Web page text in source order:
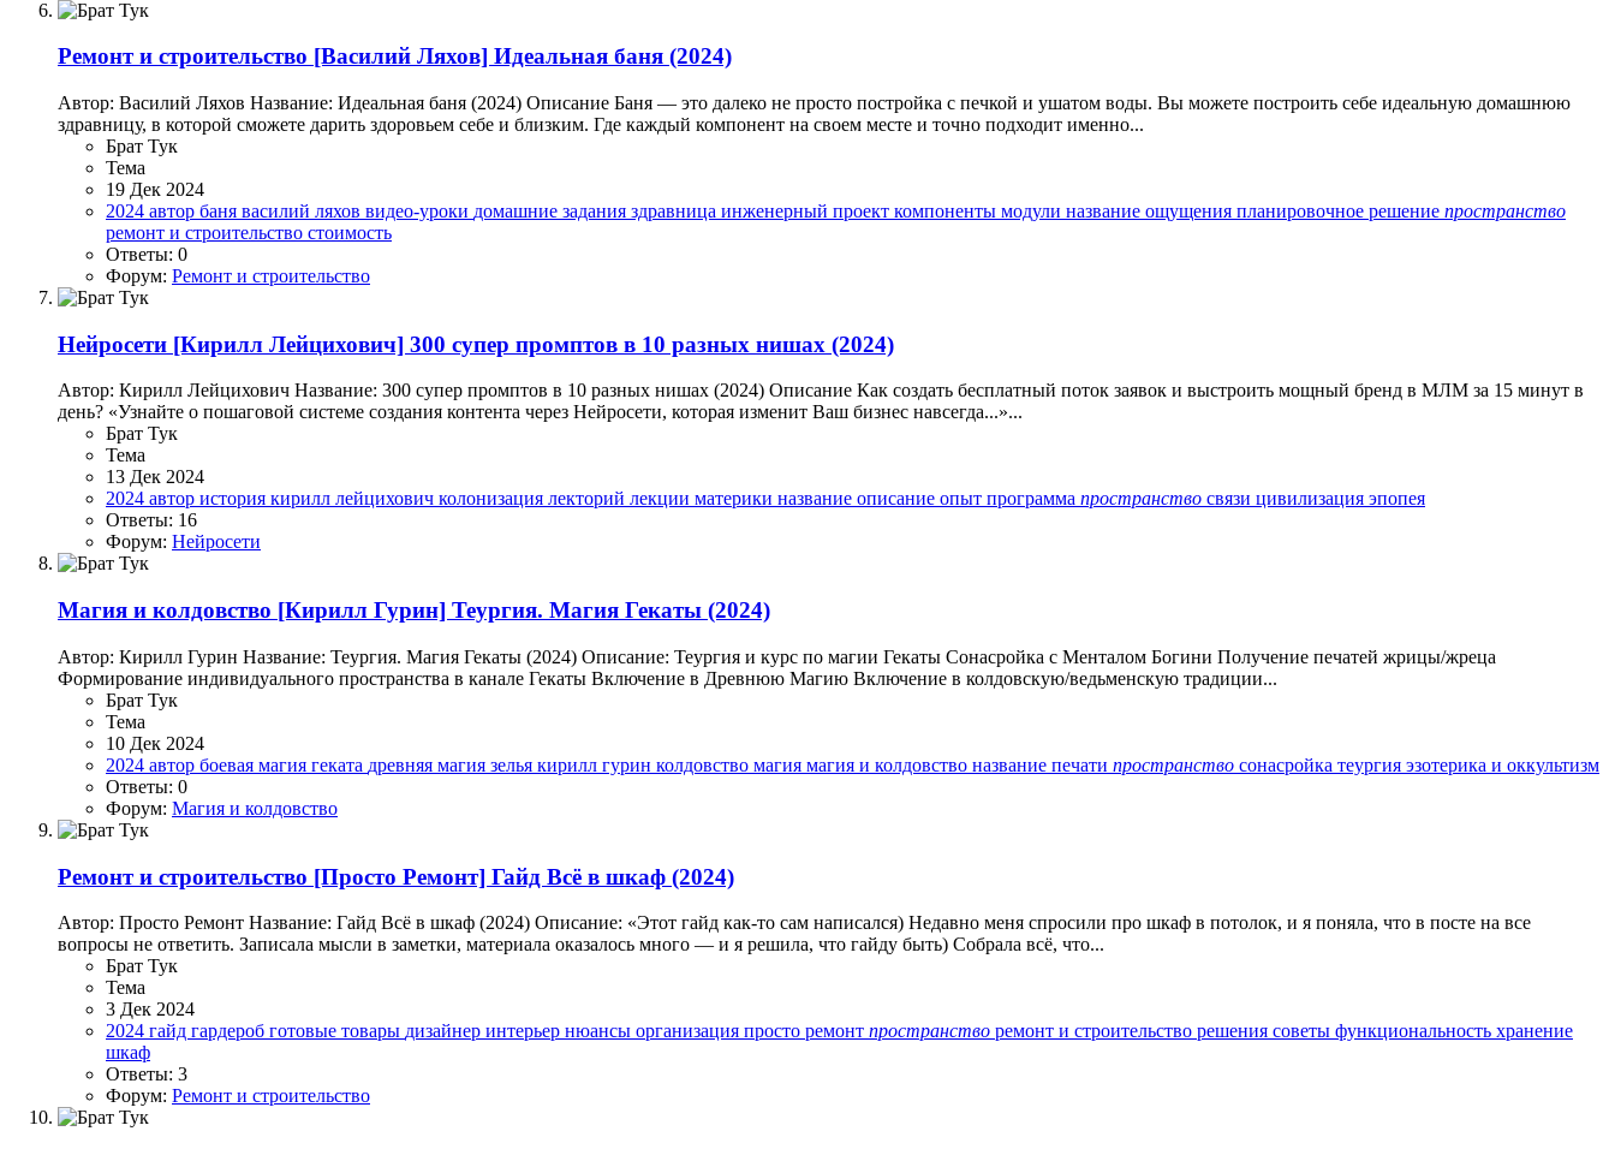
Ремонт и строительство [Василий Ляхов] Идеальная баня (2024)
Автор: Василий Ляхов Название: Идеальная баня (2024) Описание Баня — это далеко не просто постройка с печкой и ушатом воды. Вы можете построить себе идеальную домашнюю
здравницу, в которой сможете дарить здоровьем себе и близким. Где каждый компонент на своем месте и точно подходит именно...
Брат Тук
Тема
19 Дек 2024
2024 автор баня василий ляхов видео-уроки домашние задания здравница инженерный проект компоненты модули название ощущения планировочное решение пространство
ремонт и строительство стоимость
Ответы: 0
Форум: Ремонт и строительство
Нейросети [Кирилл Лейцихович] 300 супер промптов в 10 разных нишах (2024)
Автор: Кирилл Лейцихович Название: 300 супер промптов в 10 разных нишах (2024) Описание Как создать бесплатный поток заявок и выстроить мощный бренд в МЛМ за 15 минут в
день? «Узнайте о пошаговой системе создания контента через Нейросети, которая изменит Ваш бизнес навсегда...»...
Брат Тук
Тема
13 Дек 2024
2024 автор история кирилл лейцихович колонизация лекторий лекции материки название описание опыт программа пространство связи цивилизация эпопея
Ответы: 16
Форум: Нейросети
Магия и колдовство [Кирилл Гурин] Теургия. Магия Гекаты (2024)
Автор: Кирилл Гурин Название: Теургия. Магия Гекаты (2024) Описание: Теургия и курс по магии Гекаты Сонасройка с Менталом Богини Получение печатей жрицы/жреца
Формирование индивидуального пространства в канале Гекаты Включение в Древнюю Магию Включение в колдовскую/ведьменскую традиции...
Брат Тук
Тема
10 Дек 2024
2024 автор боевая магия геката древняя магия зелья кирилл гурин колдовство магия магия и колдовство название печати пространство сонасройка теургия эзотерика и оккультизм
Ответы: 0
Форум: Магия и колдовство
Ремонт и строительство [Просто Ремонт] Гайд Всё в шкаф (2024)
Автор: Просто Ремонт Название: Гайд Всё в шкаф (2024) Описание: «Этот гайд как-то сам написался) Недавно меня спросили про шкаф в потолок, и я поняла, что в посте на все
вопросы не ответить. Записала мысли в заметки, материала оказалось много — и я решила, что гайду быть) Собрала всё, что...
Брат Тук
Тема
3 Дек 2024
2024 гайд гардероб готовые товары дизайнер интерьер нюансы организация просто ремонт пространство ремонт и строительство решения советы функциональность хранение
шкаф
Ответы: 3
Форум: Ремонт и строительство